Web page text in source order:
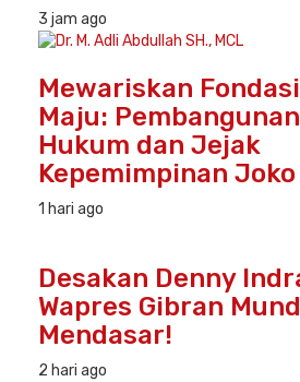
3 jam ago
Mewariskan
Maju:
Hukum dan Jejak
Kepemimpinan Joko
1 hari ago
Desakan Denny
Wapres Gibran
Mendasar!
2 hari ago